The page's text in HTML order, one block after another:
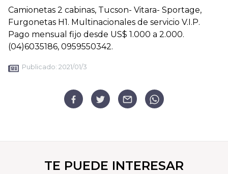
Camionetas 2 cabinas, Tucson- Vitara- Sportage,
Furgonetas H1. Multinacionales de servicio V.I.P.
Pago mensual fijo desde US$ 1.000 a 2.000.
(04)6035186, 0959550342.
Publicado: 2021/01/3
TE PUEDE INTERESAR